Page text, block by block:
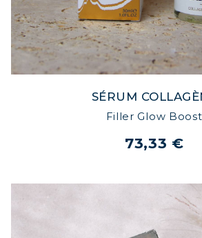
SÉRUM
Filler Glow Boost
73,33 €